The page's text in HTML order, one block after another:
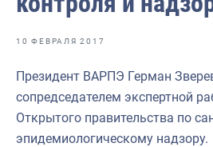
Отраслевые СМИ
Выставки и конференции
Научно-практическая
Рыбоохрана России
10 ФЕВРАЛЯ 2017
Президент ВАРПЭ Герман
сопредседателем экспертной
Открытого правительства по
эпидемиологическому надзору.